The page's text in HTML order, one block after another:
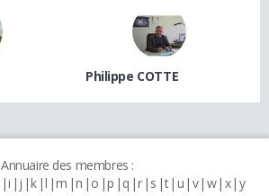
Philippe COTTE
Annuaire des membres :
i j k l m n o p q r s t u v w x y